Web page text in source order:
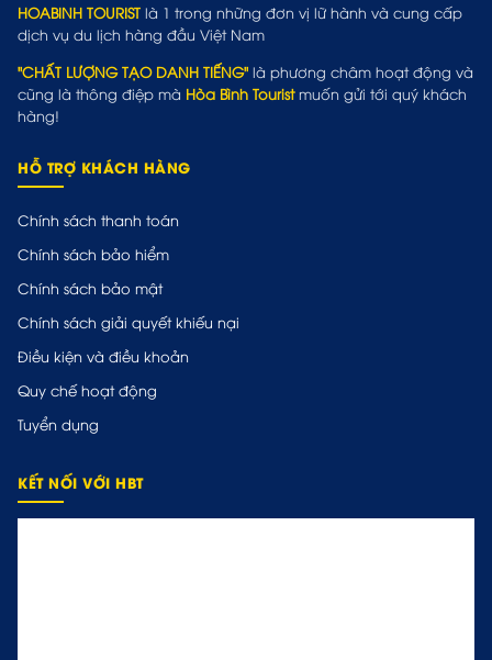
HOABINH TOURIST là 1 trong những đơn vị lữ hành và cung cấp
dịch vụ du lịch hàng đầu Việt Nam
"CHẤT LƯỢNG TẠO DANH TIẾNG" là phương châm hoạt động và
cũng là thông điệp mà Hòa Bình Touristmuốn gửi tới quý khách
hàng!
HỖ TRỢ KHÁCH HÀNG
Chính sách thanh toán
Chính sách bảo hiểm
Chính sách bảo mật
Chính sách giải quyết khiếu nại
Điều kiện và điều khoản
Quy chế hoạt động
Tuyển dụng
KẾT NỐI VỚI HBT